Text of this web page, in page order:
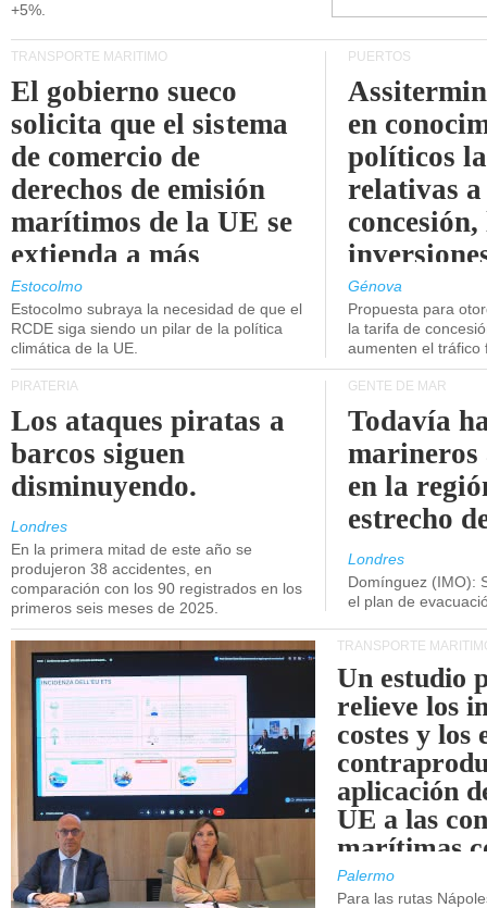
+5%.
TRANSPORTE MARÍTIMO
El gobierno sueco
solicita que el sistema
de comercio de
derechos de emisión
marítimos de la UE se
extienda a más
buques.
Estocolmo
Estocolmo subraya la necesidad de que el
RCDE siga siendo un pilar de la política
climática de la UE.
PUERTOS
en
políticos
relativas a
concesión,
Génova
Propuesta para
la tarifa de
aumenten el tráfico
PIRATERÍA
Los ataques piratas a
barcos siguen
disminuyendo.
Londres
En la primera mitad de este año se
produjeron 38 accidentes, en
comparación con los 90 registrados en los
primeros seis meses de 2025.
GENTE DE MAR
Todavía
marineros
en la
estrecho
Londres
Domínguez (IMO):
el plan de
TRANSPORTE
Un estudio
relieve los
costes y los
aplicación
UE a las
marítimas
de Sicilia.
Palermo
Para las rutas